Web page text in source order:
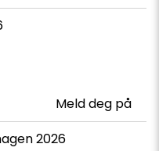
Meld deg på
2026